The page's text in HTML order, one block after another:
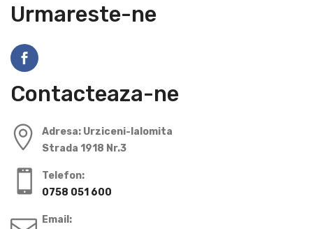
Urmareste-ne
Contacteaza-ne
Adresa: Urziceni-Ialomita
Strada 1918 Nr.3
Telefon:
0758 051 600
Email: